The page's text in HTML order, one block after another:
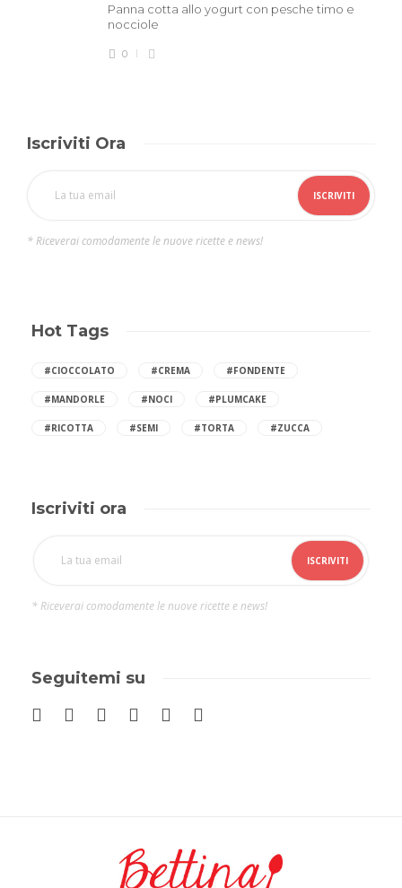
Panna cotta allo yogurt con pesche timo e
nocciole
0
Iscriviti Ora
* Riceverai comodamente le nuove ricette e news!
Hot Tags
#CIOCCOLATO #CREMA #FONDENTE
#MANDORLE #NOCI #PLUMCAKE
#RICOTTA #SEMI #TORTA #ZUCCA
Iscriviti ora
* Riceverai comodamente le nuove ricette e news!
Seguitemi su